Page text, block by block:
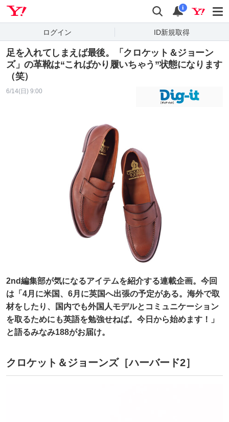
検索 通知
i
ログイン ID新規取得
足を入れてしまえば最後。「クロケット＆ジョーン
ズ」の革靴は“こればかり履いちゃう”状態になります
（笑）
6/14(日) 9:00
2nd編集部が気になるアイテムを紹介する連載企画。今回
は「4月に米国、6月に英国へ出張の予定がある。海外で取
材をしたり、国内でも外国人モデルとコミュニケーション
を取るためにも英語を勉強せねば。今日から始めます！」
と語るみなみ188がお届け。
クロケット＆ジョーンズ［ハーバード2］